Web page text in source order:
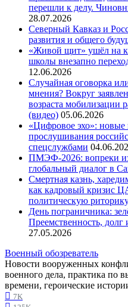
перешли к делу.
28.07.2026
Северный Кавказ и
развития и общего
«Живой щит» ушёл на
школы внезапно
12.06.2026
Случайная оговорка
мнения? Вокруг
возраста мобилизации
(видео) 05.06.2026
«Цифровое эхо»: новые
прослушивания
спецслужбами
ПМЭФ-2026: вопреки
глобальный диалог в
Смертная казнь,
как кадровый кризис
политическую
День пограничника:
Преемственность, долг
27.05.2026
Военный обозреватель
Новости вооруженных
военного дела, практика по
времени, героические
7K